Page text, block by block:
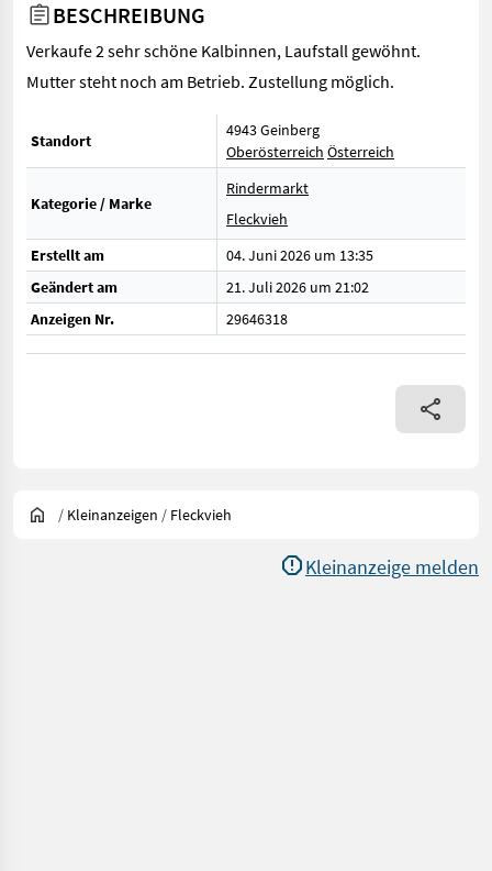
BESCHREIBUNG
Verkaufe 2 sehr schöne Kalbinnen, Laufstall gewöhnt.
Mutter steht noch am Betrieb. Zustellung möglich.
Standort
4943 Geinberg
Oberösterreich Österreich
Kategorie / Marke
Rindermarkt
Fleckvieh
Erstellt am
04. Juni 2026 um 13:35
Geändert am
21. Juli 2026 um 21:02
Anzeigen Nr.
29646318
/ Kleinanzeigen / Fleckvieh
Kleinanzeige melden